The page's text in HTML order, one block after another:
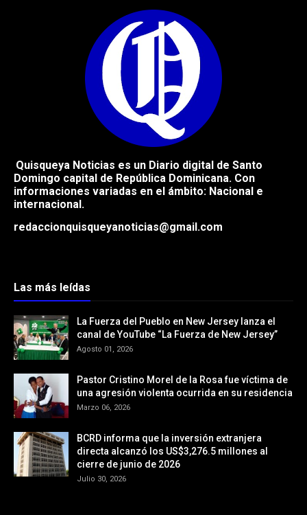
Quisqueya Noticias es un Diario digital de Santo
Domingo capital de República Dominicana. Con
informaciones variadas en el ámbito: Nacional e
internacional.
redaccionquisqueyanoticias@gmail.com
Las más leídas
La Fuerza del Pueblo en New Jersey lanza el
canal de YouTube “La Fuerza de New Jersey”
Agosto 01, 2026
Pastor Cristino Morel de la Rosa fue víctima de
una agresión violenta ocurrida en su residencia
Marzo 06, 2026
BCRD informa que la inversión extranjera
directa alcanzó los US$3,276.5 millones al
cierre de junio de 2026
Julio 30, 2026